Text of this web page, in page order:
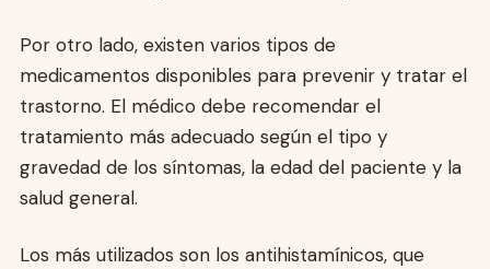
Por otro lado, existen varios tipos de
medicamentos disponibles para prevenir y tratar el
trastorno. El médico debe recomendar el
tratamiento más adecuado según el tipo y
gravedad de los síntomas, la edad del paciente y la
salud general.
Los más utilizados son los antihistamínicos, que